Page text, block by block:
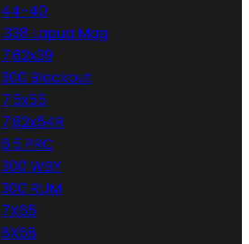
44-40
.338 Lapua Mag
7,62x39
300 Blackout
7,5x55
7,62x54R
6.5 PRC
300 WBY
300 RUM
7X65
8X68